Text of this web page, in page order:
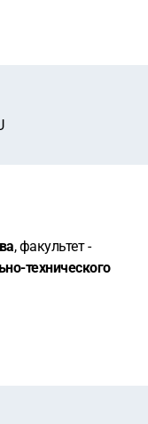
, факультет -
технического